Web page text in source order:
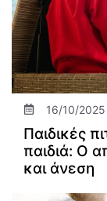
16/10/2025
Παιδικές
παιδιά: Ο
και άνεση